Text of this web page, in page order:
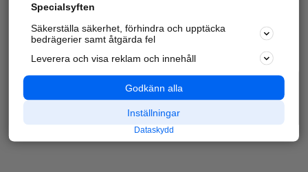
Specialsyften
Säkerställa säkerhet, förhindra och upptäcka
bedrägerier samt åtgärda fel
Leverera och visa reklam och innehåll
Godkänn alla
Inställningar
Dataskydd